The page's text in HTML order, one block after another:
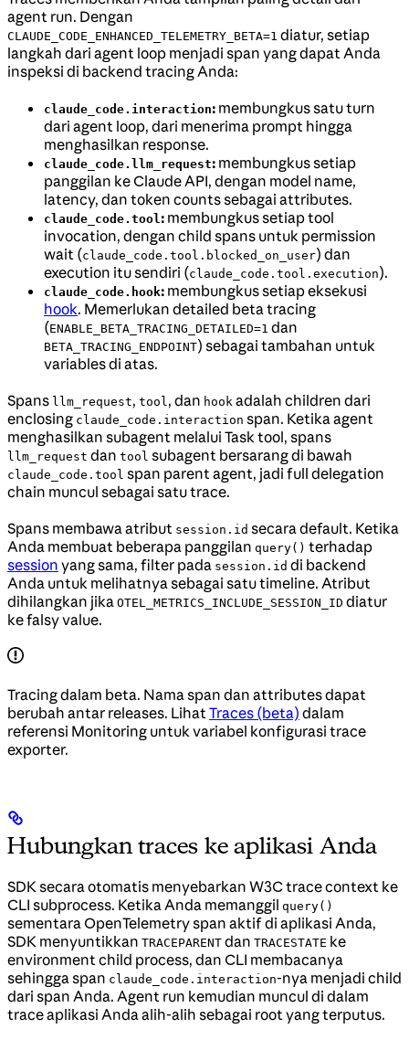
agent run. Dengan
CLAUDE_CODE_ENHANCED_TELEMETRY_BETA=1 diatur, setiap
langkah dari agent loop menjadi span yang dapat Anda
inspeksi di backend tracing Anda:
claude_code.interaction: membungkus satu turn
dari agent loop, dari menerima prompt hingga
menghasilkan response.
claude_code.llm_request: membungkus setiap
panggilan ke Claude API, dengan model name,
latency, dan token counts sebagai attributes.
claude_code.tool : membungkus setiap tool
invocation, dengan child spans untuk permission
wait (claude_code.tool.blocked_on_user) dan
execution itu sendiri (claude_code.tool.execution).
claude_code.hook: membungkus setiap eksekusi
hook. Memerlukan detailed beta tracing
(ENABLE_BETA_TRACING_DETAILED=1 dan
BETA_TRACING_ENDPOINT) sebagai tambahan untuk
variables di atas.
Spans llm_request, tool , dan hook adalah children dari
enclosing claude_code.interaction span. Ketika agent
menghasilkan subagent melalui Task tool, spans
llm_request dan tool subagent bersarang di bawah
claude_code.tool span parent agent, jadi full delegation
chain muncul sebagai satu trace.
Spans membawa atribut session.id secara default. Ketika
Anda membuat beberapa panggilan query() terhadap
session yang sama, filter pada session.id di backend
Anda untuk melihatnya sebagai satu timeline. Atribut
dihilangkan jika OTEL_METRICS_INCLUDE_SESSION_ID diatur
ke falsy value.
Tracing dalam beta. Nama span dan attributes dapat
berubah antar releases. Lihat Traces (beta) dalam
referensi Monitoring untuk variabel konfigurasi trace
exporter.
Hubungkan traces ke aplikasi Anda
SDK secara otomatis menyebarkan W3C trace context ke
CLI subprocess. Ketika Anda memanggil query()
sementara OpenTelemetry span aktif di aplikasi Anda,
SDK menyuntikkan TRACEPARENT dan TRACESTATE ke
environment child process, dan CLI membacanya
sehingga span claude_code.interaction-nya menjadi child
dari span Anda. Agent run kemudian muncul di dalam
trace aplikasi Anda alih-alih sebagai root yang terputus.